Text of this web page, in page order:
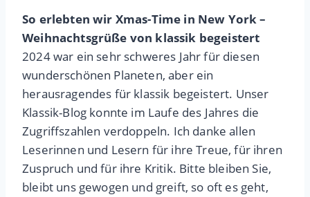
So erlebten wir Xmas-Time in New York –
Weihnachtsgrüße von klassik begeistert
2024 war ein sehr schweres Jahr für diesen
wunderschönen Planeten, aber ein
herausragendes für klassik begeistert. Unser
Klassik-Blog konnte im Laufe des Jahres die
Zugriffszahlen verdoppeln. Ich danke allen
Leserinnen und Lesern für ihre Treue, für ihren
Zuspruch und für ihre Kritik. Bitte bleiben Sie,
bleibt uns gewogen und greift, so oft es geht,